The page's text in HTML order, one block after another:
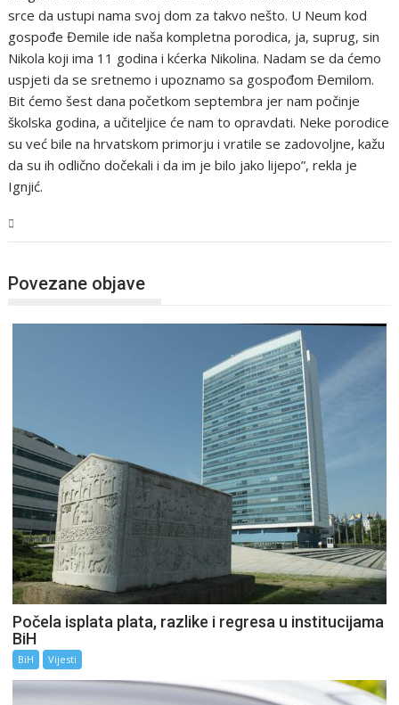
srce da ustupi nama svoj dom za takvo nešto. U Neum kod
gospođe Đemile ide naša kompletna porodica, ja, suprug, sin
Nikola koji ima 11 godina i kćerka Nikolina. Nadam se da ćemo
uspjeti da se sretnemo i upoznamo sa gospođom Đemilom.
Bit ćemo šest dana početkom septembra jer nam počinje
školska godina, a učiteljice će nam to opravdati. Neke porodice
su već bile na hrvatskom primorju i vratile se zadovoljne, kažu
da su ih odlično dočekali i da im je bilo jako lijepo”, rekla je
Ignjić.
Povezane objave
Počela isplata plata, razlike i regresa u institucijama
BiH
BiH Vijesti